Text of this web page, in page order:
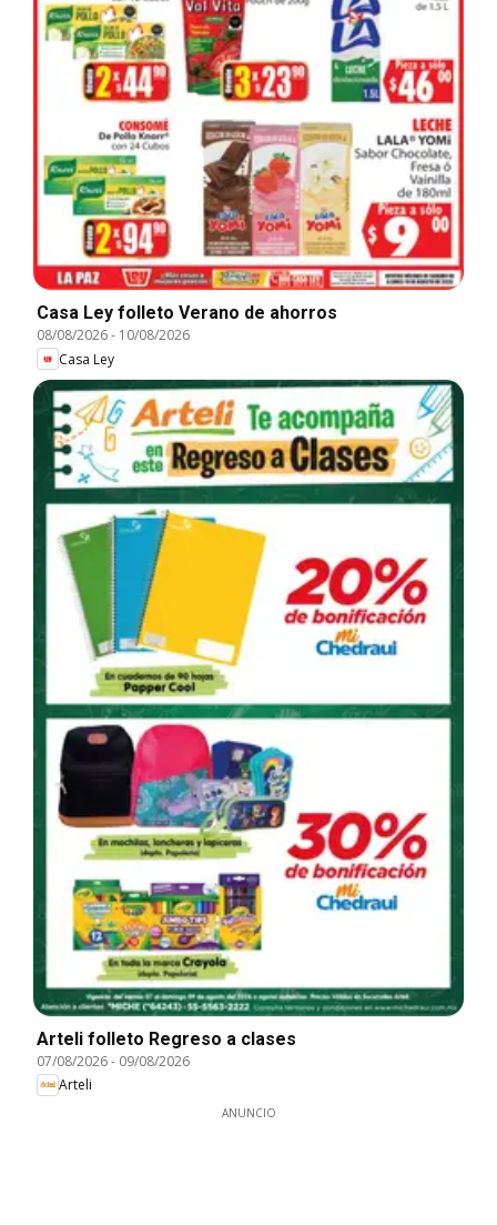
Casa Ley folleto Verano de ahorros
08/08/2026- 10/08/2026
Casa Ley
Arteli folleto Regreso a clases
07/08/2026- 09/08/2026
Arteli
ANUNCIO